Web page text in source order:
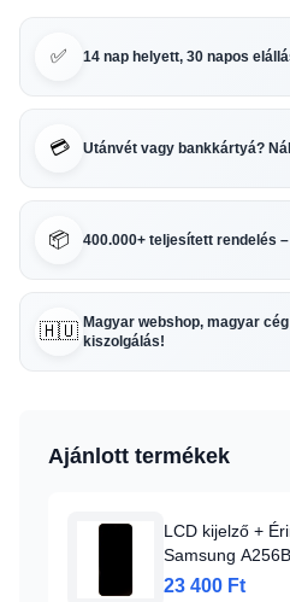
✅ 14 nap helyett, 30 napos
💳 Utánvét vagy bankkártyá?
📦 400.000+ teljesített rendelés
🇭🇺 Magyar webshop, magyar
kiszolgálás!
Ajánlott termékek
LCD kijelző +
Samsung
(Szervizcsomag)
23 400 Ft